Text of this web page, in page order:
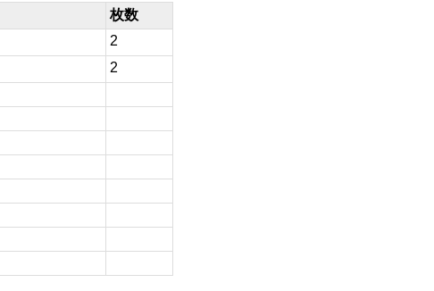
枚数
2
2